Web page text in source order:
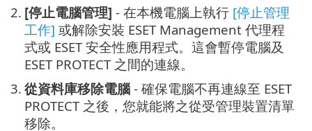
2. [停止電腦管理] - 在本機電腦上執行 [停止管理
工作] 或解除安裝 ESET Management 代理程
式或 ESET 安全性應用程式。這會暫停電腦及
ESET PROTECT 之間的連線。
3. 從資料庫移除電腦 - 確保電腦不再連線至 ESET
PROTECT 之後，您就能將之從受管理裝置清單
移除。